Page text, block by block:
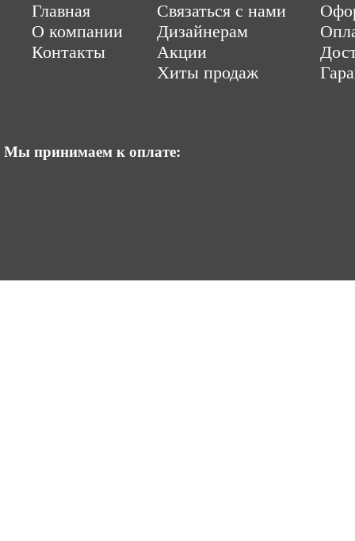
Главная
О компании
Контакты
Связаться с нами
Дизайнерам
Акции
Хиты продаж
Мы принимаем к оплате:
ItCompany Продвижение сайтов by «ВзлЁт»